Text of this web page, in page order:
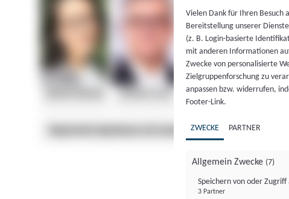
Vielen Dank für Ihren Besuch
Bereitstellung unserer
(z. B. Login-basierte
mit anderen Informationen
Zwecke von personalisierte
Zielgruppenforschung zu
anpassen bzw. widerrufen,
Footer-Link.
ZWECKE PARTNER
Allgemein Zwecke (7)
Speichern von oder
3 Partner